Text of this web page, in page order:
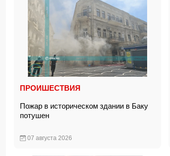
ПРОИШЕСТВИЯ
Пожар в историческом здании в Баку
потушен
07 августа 2026